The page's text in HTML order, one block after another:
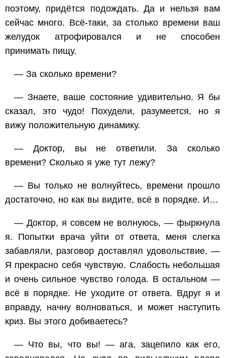
поэтому, придётся подождать. Да и нельзя вам
сейчас много. Всё-таки, за столько времени ваш
желудок атрофировался и не способен
принимать пищу.
— За сколько времени?
— Знаете, ваше состояние удивительно. Я бы
сказал, это чудо! Похудели, разумеется, но я
вижу положительную динамику.
— Доктор, вы не ответили. За сколько
времени? Сколько я уже тут лежу?
— Вы только не волнуйтесь, времени прошло
достаточно, но как вы видите, всё в порядке. И…
— Доктор, я совсем не волнуюсь, — фыркнула
я. Попытки врача уйти от ответа, меня слегка
забавляли, разговор доставлял удовольствие, —
Я прекрасно себя чувствую. Слабость небольшая
и очень сильное чувство голода. В остальном —
всё в порядке. Не уходите от ответа. Вдруг я и
вправду, начну волноваться, и может наступить
криз. Вы этого добиваетесь?
— Что вы, что вы! — ага, зацепило как его,